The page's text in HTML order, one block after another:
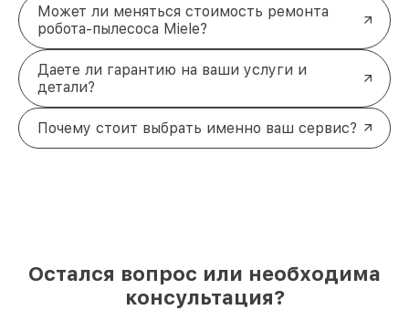
Может ли меняться стоимость ремонта
робота-пылесоса Miele?
Даете ли гарантию на ваши услуги и
детали?
Почему стоит выбрать именно ваш сервис?
Остался вопрос или необходима
консультация?